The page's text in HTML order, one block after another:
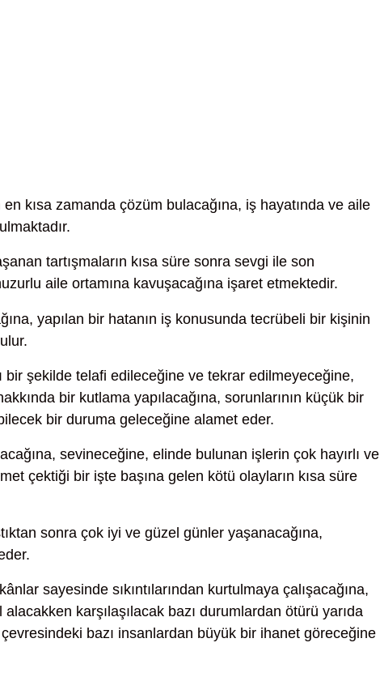
en kısa zamanda çözüm bulacağına, iş hayatında ve aile
tartışmaların kısa süre sonra sevgi ile son
aile ortamına kavuşacağına işaret etmektedir.
yapılan bir hatanın iş konusunda tecrübeli bir kişinin
bir şekilde telafi edileceğine ve tekrar edilmeyeceğine,
bir kutlama yapılacağına, sorunlarının küçük bir
bir duruma geleceğine alamet eder.
sevineceğine, elinde bulunan işlerin çok hayırlı ve
çektiği bir işte başına gelen kötü olayların kısa süre
sonra çok iyi ve güzel günler yaşanacağına,
sayesinde sıkıntılarından kurtulmaya çalışacağına,
karşılaşılacak bazı durumlardan ötürü yarıda
çevresindeki bazı insanlardan büyük bir ihanet göreceğine